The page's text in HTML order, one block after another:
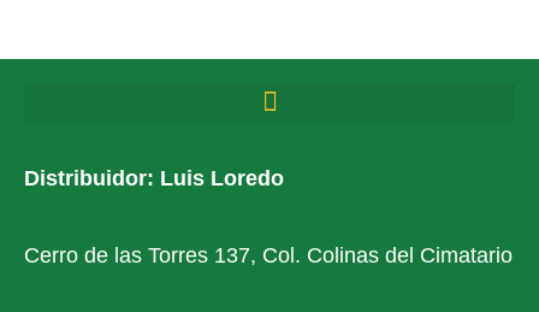
Distribuidor: Luis Loredo
Cerro de las Torres 137, Col. Colinas del Cimatario